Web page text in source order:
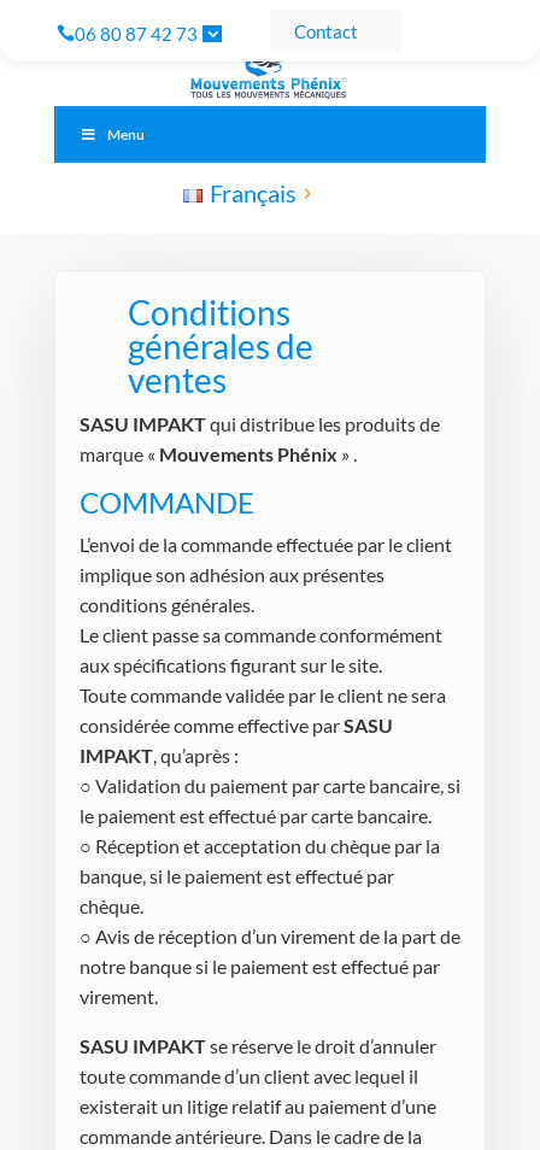
06 80 87 42 73 Contact
Menu
Français
Conditions
générales de
ventes
SASU IMPAKTqui distribue les produits de
marque « Mouvements Phénix » .
COMMANDE
L’envoi de la commande effectuée par le client
implique son adhésion aux présentes
conditions générales.
Le client passe sa commande conformément
aux spécifications figurant sur le site.
Toute commande validée par le client ne sera
considérée comme effective parSASU
IMPAKT, qu’après :
○ Validation du paiement par carte bancaire, si
le paiement est effectué par carte bancaire.
○ Réception et acceptation du chèque par la
banque, si le paiement est effectué par
chèque.
○ Avis de réception d’un virement de la part de
notre banque si le paiement est effectué par
virement.
SASU IMPAKTse réserve le droit d’annuler
toute commande d’un client avec lequel il
existerait un litige relatif au paiement d’une
commande antérieure. Dans le cadre de la